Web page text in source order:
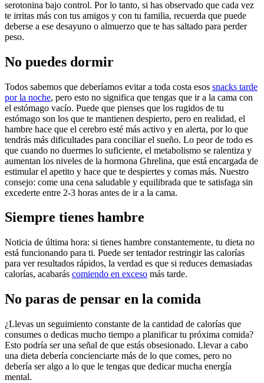
serotonina bajo control. Por lo tanto, si has observado que cada vez
te irritas más con tus amigos y con tu familia, recuerda que puede
deberse a ese desayuno o almuerzo que te has saltado para perder
peso.
No puedes dormir
Todos sabemos que deberíamos evitar a toda costa esos snacks tarde
por la noche, pero esto no significa que tengas que ir a la cama con
el estómago vacío. Puede que pienses que los rugidos de tu
estómago son los que te mantienen despierto, pero en realidad, el
hambre hace que el cerebro esté más activo y en alerta, por lo que
tendrás más dificultades para conciliar el sueño. Lo peor de todo es
que cuando no duermes lo suficiente, el metabolismo se ralentiza y
aumentan los niveles de la hormona Ghrelina, que está encargada de
estimular el apetito y hace que te despiertes y comas más. Nuestro
consejo: come una cena saludable y equilibrada que te satisfaga sin
excederte entre 2-3 horas antes de ir a la cama.
Siempre tienes hambre
Noticia de última hora: si tienes hambre constantemente, tu dieta no
está funcionando para ti. Puede ser tentador restringir las calorías
para ver resultados rápidos, la verdad es que si reduces demasiadas
calorías, acabarás comiendo en exceso más tarde.
No paras de pensar en la comida
¿Llevas un seguimiento constante de la cantidad de calorías que
consumes o dedicas mucho tiempo a planificar tu próxima comida?
Esto podría ser una señal de que estás obsesionado. Llevar a cabo
una dieta debería concienciarte más de lo que comes, pero no
debería ser algo a lo que le tengas que dedicar mucha energía
mental.